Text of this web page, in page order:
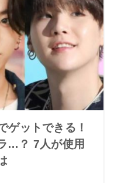
ゲットできる！
…？ 7人が使用